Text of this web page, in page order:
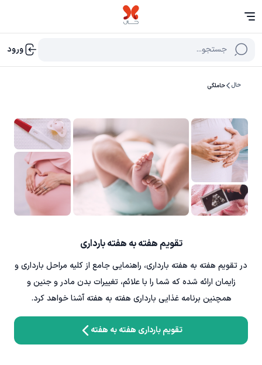
جستجو... ورود
حال حاملگی
تقویم هفته به هفته بارداری
در تقویم هفته به هفته بارداری، راهنمایی جامع از کلیه مراحل بارداری و
زایمان ارائه شده که شما را با علائم، تغییرات بدن مادر و جنین و
همچنین برنامه غذایی بارداری هفته به هفته آشنا خواهد کرد.
تقویم بارداری هفته به هفته